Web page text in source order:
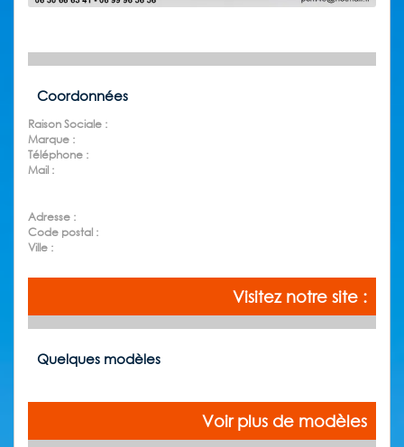
Coordonnées
Raison Sociale :
Marque :
Téléphone :
Mail :
Adresse :
Code postal :
Ville :
Visitez notre site :
Quelques modèles
Voir plus de modèles